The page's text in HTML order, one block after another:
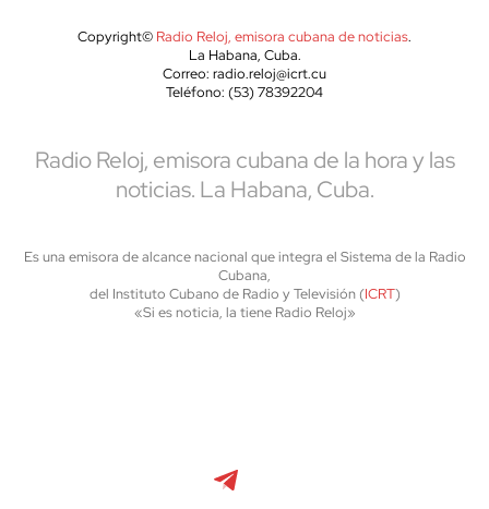
Copyright© Radio Reloj, emisora cubana de noticias.
La Habana, Cuba.
Correo: radio.reloj@icrt.cu
Teléfono: (53) 78392204
Radio Reloj, emisora cubana de la hora y las
noticias. La Habana, Cuba.
Es una emisora de alcance nacional que integra el Sistema de la Radio
Cubana,
del Instituto Cubano de Radio y Televisión (ICRT)
«Si es noticia, la tiene Radio Reloj»